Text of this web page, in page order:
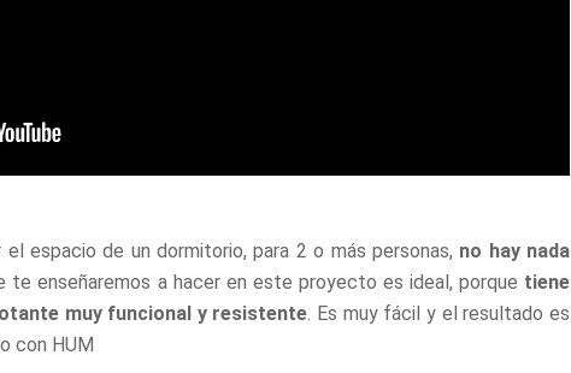
espacio de un dormitorio, para 2 o más personas, no hay nada
te enseñaremos a hacer en este proyecto es ideal, porque tiene
muy funcional y resistente . Es muy fácil y el resultado es
con HUM